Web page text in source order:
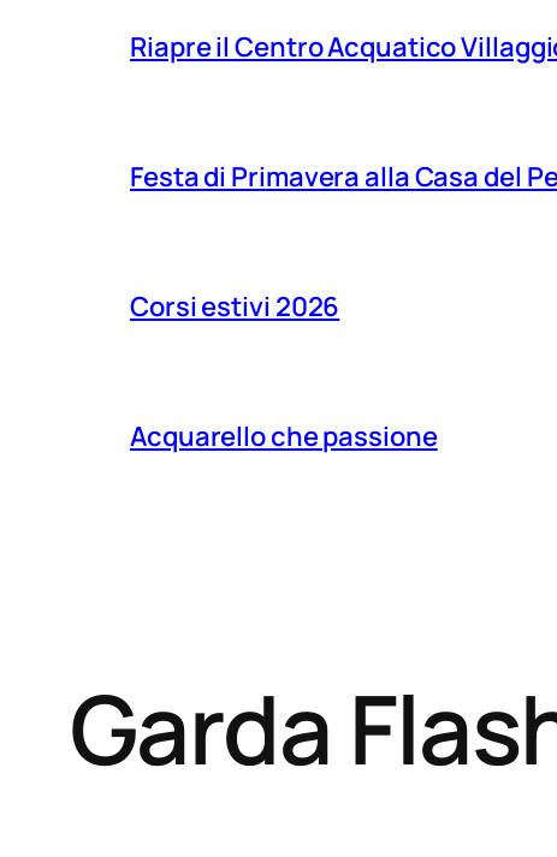
Riapre il Centro Acquatico
Festa di Primavera alla Casa del
Corsi estivi 2026
Acquarello che passione
Garda